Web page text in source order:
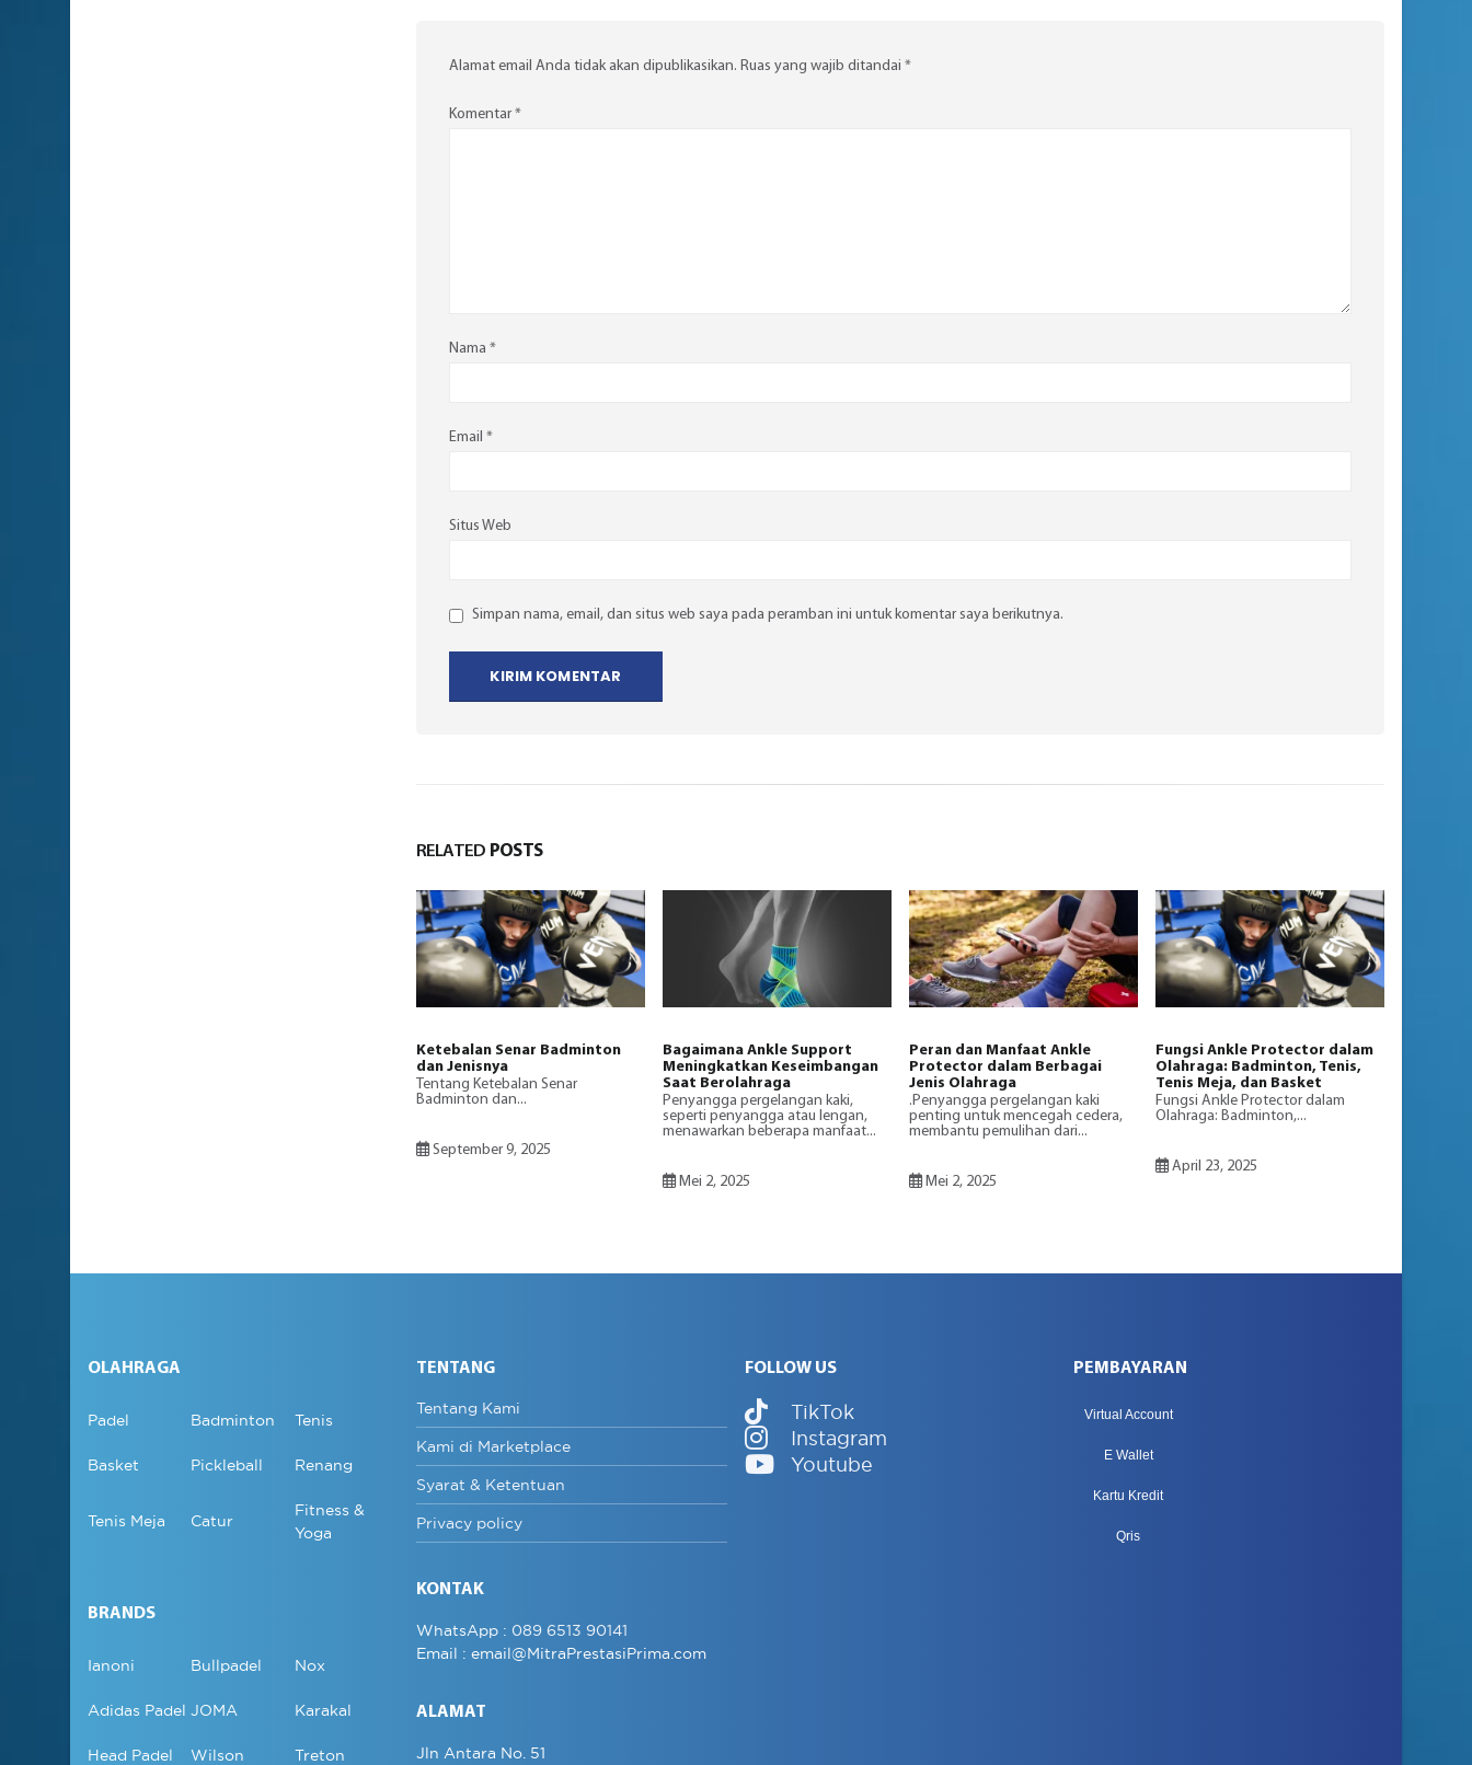
Alamat email Anda tidak akan dipublikasikan. Ruas yang wajib ditandai *
Komentar*
Nama *
Email *
Situs Web
Simpan nama, email, dan situs web saya pada peramban ini untuk komentar saya berikutnya.
RELATED POSTS
Ketebalan Senar Badminton
dan Jenisnya
Tentang Ketebalan Senar
Badminton dan...
September 9, 2025
Bagaimana Ankle Support
Meningkatkan Keseimbangan
Saat Berolahraga
Penyangga pergelangan kaki,
seperti penyangga atau lengan,
menawarkan beberapa manfaat...
Mei 2, 2025
Peran dan Manfaat Ankle
Protector dalam Berbagai
Jenis Olahraga
.Penyangga pergelangan kaki
penting untuk mencegah cedera,
membantu pemulihan dari...
Mei 2, 2025
Fungsi Ankle Protector dalam
Olahraga: Badminton, Tenis,
Tenis Meja, dan Basket
Fungsi Ankle Protector dalam
Olahraga: Badminton,...
April 23, 2025
OLAHRAGA
Padel Badminton Tenis
Basket Pickleball Renang
Tenis Meja Catur
Fitness &
Yoga
BRANDS
Ianoni Bullpadel Nox
Adidas Padel JOMA Karakal
Head Padel Wilson Treton
TENTANG
Tentang Kami
Kami di Marketplace
Syarat & Ketentuan
Privacy policy
KONTAK
WhatsApp : 089 6513 90141
Email : email@MitraPrestasiPrima.com
ALAMAT
Jln Antara No. 51
FOLLOW US
TikTok
Instagram
Youtube
PEMBAYARAN
Virtual Account
E Wallet
Kartu Kredit
Qris